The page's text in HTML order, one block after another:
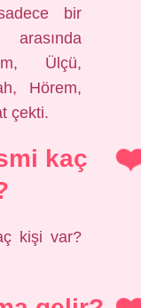
bir
Ülçü,
Hörem,
çekti.
kaç
kişi var?